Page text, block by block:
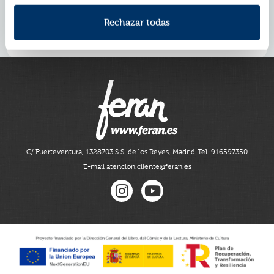
Rechazar todas
profesoras sedientas de sangre y de magia, Laura y
Carmilla deben decidir cuánto están dispuestas a
conocimiento.
C/ Fuerteventura, 1328703 S.S. de los Reyes, Madrid Tel. 916597350
E-mail atencion.cliente@feran.es